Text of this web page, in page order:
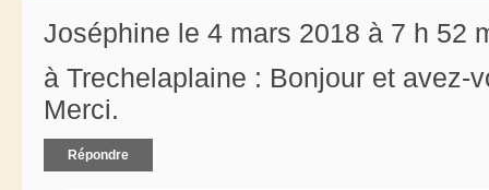
Joséphine le 4 mars 2018 à 7 h 52
à Trechelaplaine : Bonjour et avez-
Merci.
Répondre